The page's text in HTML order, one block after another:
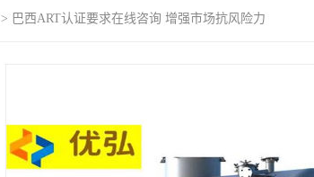
> 巴西ART认证要求在线咨询 增强市场抗风险力